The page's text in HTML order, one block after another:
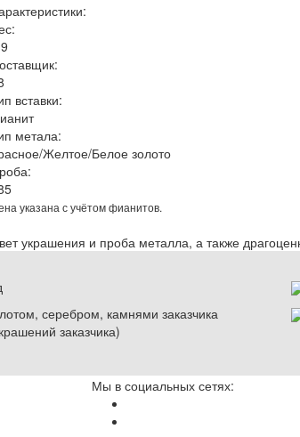
вставки:
метала:
Желтое/Белое золото
указана с учётом фианитов.
украшения и проба металла, а также
серебром, камнями заказчика
заказчика)
Мы в социальных сетях: